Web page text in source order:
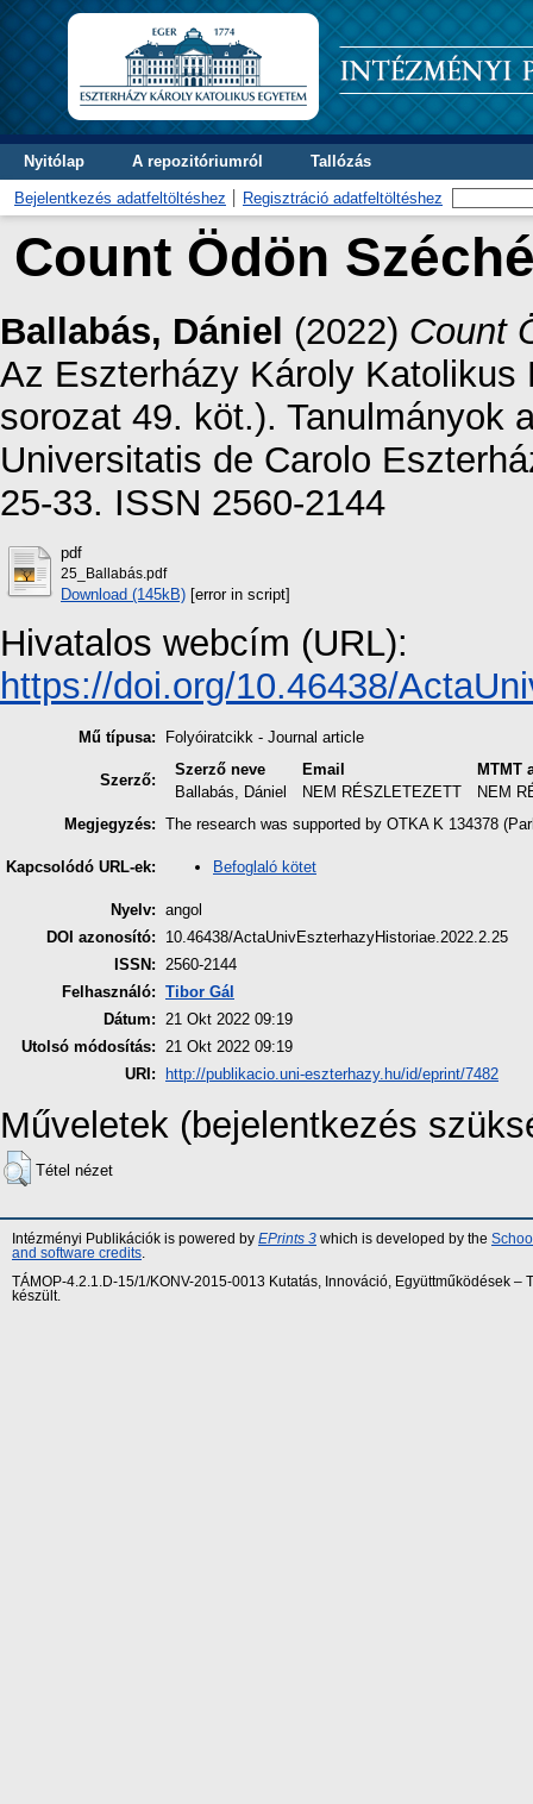
Nyitólap A repozitóriumról Tallózás
Bejelentkezés adatfeltöltéshez Regisztráció adatfeltöltéshez
Count Ödön
Ballabás, Dániel (2022) Count
Az Eszterházy Károly
sorozat 49. köt.). Tanulmányok
Universitatis de Carolo
25-33. ISSN 2560-2144
pdf
25_Ballabás.pdf
Download (145kB) [error in script]
Hivatalos webcím (URL):
https://doi.org/10.46438/
Mű típusa: Folyóiratcikk - Journal article
Szerző:
Szerző neve Email
MTMT
Ballabás, Dániel
NEM RÉSZLETEZETT
NEM
Megjegyzés: The research was supported by OTKA K 134378
Kapcsolódó URL-ek: Befoglaló kötet
Nyelv: angol
DOI azonosító:
10.46438/ActaUnivEszterhazyHistoriae.2022.2.25
ISSN: 2560-2144
Felhasználó: Tibor Gál
Dátum: 21 Okt 2022 09:19
Utolsó módosítás: 21 Okt 2022 09:19
URI:
http://publikacio.uni-eszterhazy.hu/id/eprint/7482
Műveletek (bejelentkezés
Tétel nézet
Intézményi Publikációk is powered by EPrints 3 which is developed by the
and software credits
TÁMOP-4.2.1.D-15/1/KONV-2015-0013 Kutatás, Innováció, Együttműködések
készült.